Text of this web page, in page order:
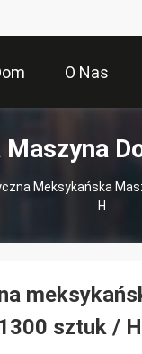
O Nas
Maszyna
Meksykańska
H
sztuk / H